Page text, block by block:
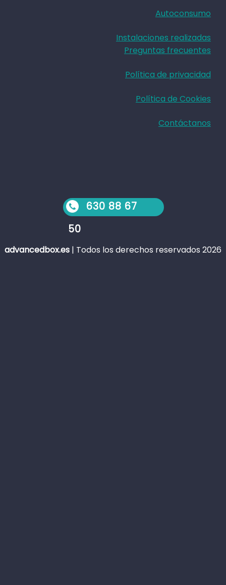
Autoconsumo
Instalaciones realizadas
Preguntas frecuentes
Política de privacidad
Política de Cookies
Contáctanos
advancedbox.es | Todos los derechos reservados 2026
630 88 67
50